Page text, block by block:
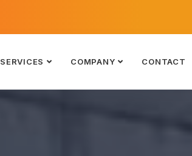
SERVICES COMPANY CONTACT